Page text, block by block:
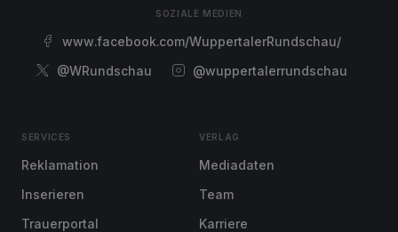
SOZIALE MEDIEN
www.facebook.com/WuppertalerRundschau/
@WRundschau
@wuppertalerrundschau
SERVICES
Reklamation
Inserieren
Trauerportal
VERLAG
Mediadaten
Team
Karriere